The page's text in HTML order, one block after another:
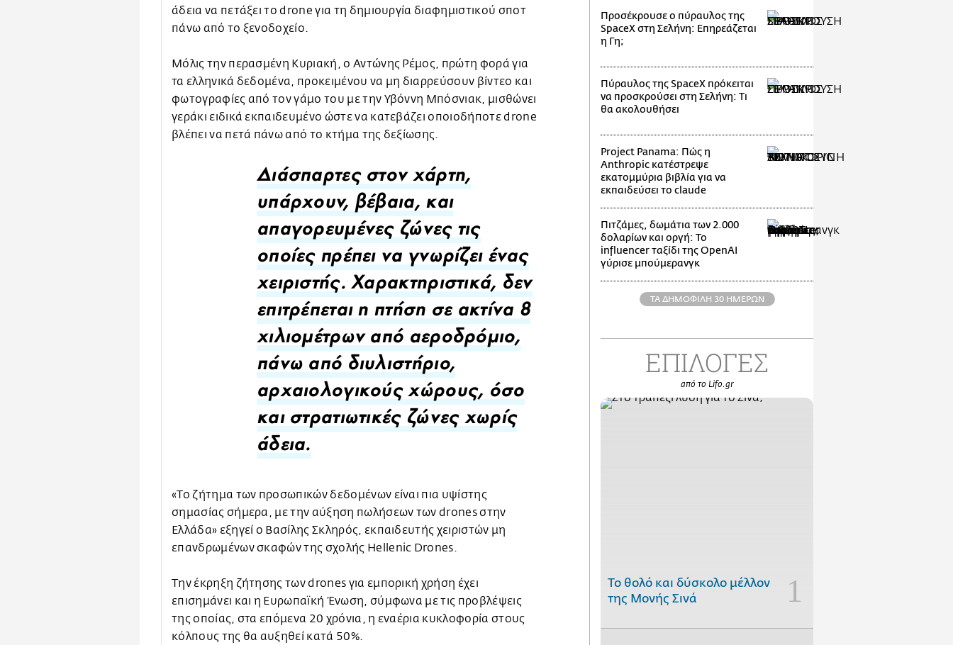
άδεια να πετάξει το drone για τη δημιουργία διαφημιστικού σποτ
πάνω από το ξενοδοχείο.
Μόλις την περασμένη Κυριακή, ο Αντώνης Ρέμος, πρώτη φορά για
τα ελληνικά δεδομένα, προκειμένου να μη διαρρεύσουν βίντεο και
φωτογραφίες από τον γάμο του με την Υβόννη Μπόσνιακ, μισθώνει
γεράκι ειδικά εκπαιδευμένο ώστε να κατεβάζει οποιοδήποτε drone
βλέπει να πετά πάνω από το κτήμα της δεξίωσης.
Διάσπαρτες στον χάρτη,
υπάρχουν, βέβαια, και
απαγορευμένες ζώνες τις
οποίες πρέπει να γνωρίζει ένας
χειριστής. Χαρακτηριστικά, δεν
επιτρέπεται η πτήση σε ακτίνα 8
χιλιομέτρων από αεροδρόμιο,
πάνω από διυλιστήριο,
αρχαιολογικούς χώρους, όσο
και στρατιωτικές ζώνες χωρίς
άδεια.
«Το ζήτημα των προσωπικών δεδομένων είναι πια υψίστης
σημασίας σήμερα, με την αύξηση πωλήσεων των drones στην
Ελλάδα» εξηγεί ο Βασίλης Σκληρός, εκπαιδευτής χειριστών μη
επανδρωμένων σκαφών της σχολής Hellenic Drones.
Την έκρηξη ζήτησης των drones για εμπορική χρήση έχει
επισημάνει και η Ευρωπαϊκή Ένωση, σύμφωνα με τις προβλέψεις
της οποίας, στα επόμενα 20 χρόνια, η εναέρια κυκλοφορία στους
κόλπους της θα αυξηθεί κατά 50%.
Προσέκρουσε ο πύραυλος της
SpaceX στη Σελήνη: Επηρεάζεται
η Γη;
Πύραυλος της SpaceX πρόκειται
να προσκρούσει στη Σελήνη: Τι
θα ακολουθήσει
Project Panama: Πώς η
Anthropic κατέστρεψε
εκατομμύρια βιβλία για να
εκπαιδεύσει το claude
Πιτζάμες, δωμάτια των 2.000
δολαρίων και οργή: Το
influencer ταξίδι της OpenAI
γύρισε μπούμερανγκ
ΤΑ ΔΗΜΟΦΙΛΗ 30 ΗΜΕΡΩΝ
ΕΠΙΛΟΓΕΣ
από το Lifo.gr
Το θολό και δύσκολο μέλλον
της Μονής Σινά